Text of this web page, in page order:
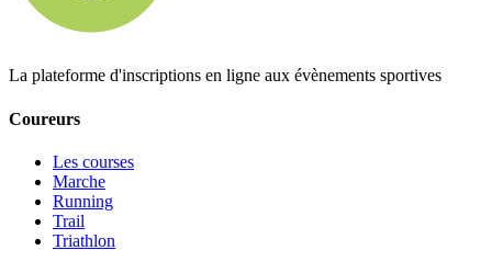
La plateforme d'inscriptions en ligne aux évènements sportives
Coureurs
Les courses
Marche
Running
Trail
Triathlon